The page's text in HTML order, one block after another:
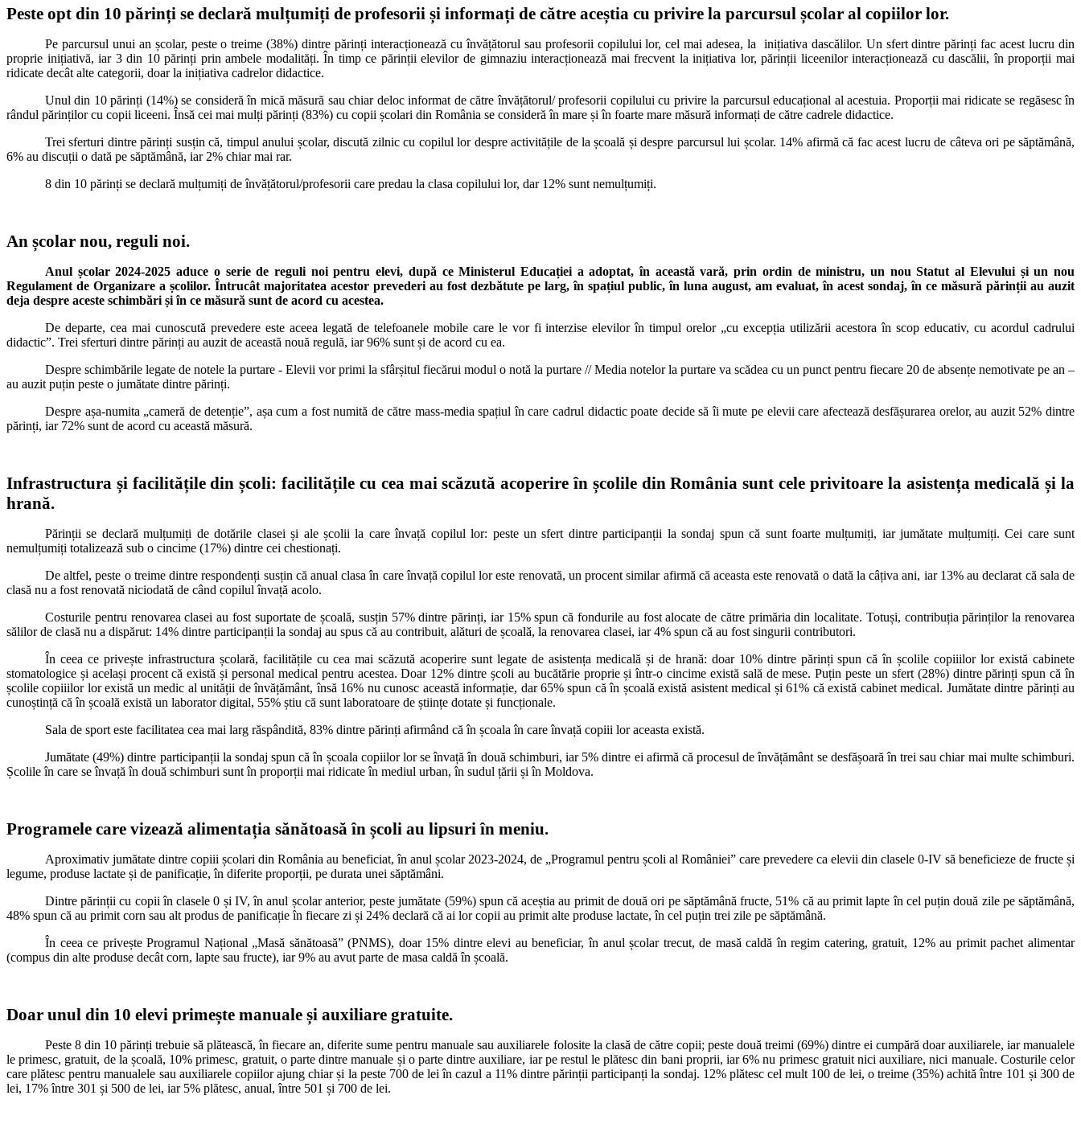
Peste opt din 10 părinți se declară mulțumiți de profesorii și informați de către aceștia cu privire la parcursul școlar al copiilor lor.
Pe parcursul unui an școlar, peste o treime (38%) dintre părinți interacționează cu învățătorul sau profesorii copilului lor, cel mai adesea, la inițiativa dascălilor. Un sfert dintre părinți fac acest lucru din
proprie inițiativă, iar 3 din 10 părinți prin ambele modalități. În timp ce părinții elevilor de gimnaziu interacționează mai frecvent la inițiativa lor, părinții liceenilor interacționează cu dascălii, în proporții mai
ridicate decât alte categorii, doar la inițiativa cadrelor didactice.
Unul din 10 părinți (14%) se considerăîn mică măsură sau chiar deloc informat de către învățătorul/ profesorii copilului cu privire la parcursul educațional al acestuia. Proporții mai ridicate se regăsesc în
rândul părinților cu copii liceeni. Însă cei mai mulți părinți (83%) cu copii școlari din România se consideră în mare și în foarte mare măsură informați de către cadrele didactice.
Trei sferturi dintre părinți susțin că, timpul anului școlar, discută zilnic cu copilul lor despre activitățile de la școală și despre parcursul lui școlar. 14% afirmă că fac acest lucru de câteva ori pe săptămână,
6% au discuții o dată pe săptămână, iar 2% chiar mai rar.
8 din 10 părinți se declară mulțumiți de învățătorul/profesorii care predau la clasa copilului lor, dar 12% sunt nemulțumiți.
An școlar nou, reguli noi.
Anul școlar 2024-2025 aduce o serie de reguli noi pentru elevi, după ce Ministerul Educației a adoptat, în această vară, prin ordin de ministru, un nou Statut al Elevului și un nou
Regulament de Organizare a școlilor. Întrucât majoritatea acestor prevederi au fost dezbătute pe larg, în spațiul public, în luna august, am evaluat, în acest sondaj, în ce măsură părinții au auzit
deja despre aceste schimbări și în ce măsură sunt de acord cu acestea.
De departe, cea mai cunoscută prevedere este aceea legată de telefoanele mobile care le vor fi interzise elevilor în timpul orelor „cu excepția utilizării acestora în scop educativ, cu acordul cadrului
didactic”. Trei sferturi dintre părinți au auzit de această nouă regulă, iar 96% sunt și de acord cu ea.
Despre schimbările legate de notele la purtare - Elevii vor primi la sfârșitul fiecărui modul o notă la purtare // Media notelor la purtare va scădea cu un punct pentru fiecare 20 de absențe nemotivate pe an –
au auzit puțin peste o jumătate dintre părinți.
Despre așa-numita „cameră de detenție”, așa cum a fost numită de către mass-media spațiul în care cadrul didactic poate decide să îi mute pe elevii care afectează desfășurarea orelor, au auzit 52% dintre
părinți, iar 72% sunt de acord cu această măsură.
Infrastructura și facilitățile din școli: facilitățile cu cea mai scăzută acoperire în școlile din România sunt cele privitoare la asistența medicală și la
hrană.
Părinții se declară mulțumiți de dotările clasei și ale școlii la care învață copilul lor: peste un sfert dintre participanții la sondaj spun că sunt foarte mulțumiți, iar jumătate mulțumiți. Cei care sunt
nemulțumiți totalizează sub o cincime (17%) dintre cei chestionați.
De altfel, peste o treime dintre respondenți susțin că anual clasa în care învață copilul lor este renovată, un procent similar afirmă că aceasta este renovată o dată la câțiva ani, iar 13% au declarat că sala de
clasă nu a fost renovată niciodată de când copilul învață acolo.
Costurile pentru renovarea clasei au fost suportate de școală, susțin 57% dintre părinți, iar 15% spun că fondurile au fost alocate de către primăria din localitate. Totuși, contribuția părinților la renovarea
sălilor de clasă nu a dispărut: 14% dintre participanții la sondaj au spus că au contribuit, alături de școală, la renovarea clasei, iar 4% spun că au fost singurii contributori.
În ceea ce privește infrastructura școlară, facilitățile cu cea mai scăzută acoperire sunt legate de asistența medicală și de hrană: doar 10% dintre părinți spun că în școlile copiiilor lor există cabinete
stomatologice și același procent că există și personal medical pentru acestea. Doar 12% dintre școli au bucătărie proprie și într-o cincime există sală de mese. Puțin peste un sfert (28%) dintre părinți spun că în
școlile copiiilor lor există un medic al unității de învățământ, însă 16% nu cunosc această informație, dar 65% spun că în școală există asistent medical și 61% că există cabinet medical. Jumătate dintre părinți au
cunoștință că în școală există un laborator digital, 55% știu că sunt laboratoare de științe dotate și funcționale.
Sala de sport este facilitatea cea mai larg răspândită, 83% dintre părinți afirmând că în școala în care învață copiii lor aceasta există.
Jumătate (49%) dintre participanții la sondaj spun că în școala copiilor lor se învață în două schimburi, iar 5% dintre ei afirmă că procesul de învățământ se desfășoară în trei sau chiar mai multe schimburi.
Școlile în care se învață în două schimburi sunt în proporții mai ridicate în mediul urban, în sudul țării și în Moldova.
Programele care vizează alimentația sănătoasă în școli au lipsuri în meniu.
Aproximativ jumătate dintre copiii școlari din România au beneficiat, în anul școlar 2023-2024, de „Programul pentru școli al României” care prevedere ca elevii din clasele 0-IV să beneficieze de fructe și
legume, produse lactate și de panificație, în diferite proporții, pe durata unei săptămâni.
Dintre părinții cu copii în clasele 0 și IV, în anul școlar anterior, peste jumătate (59%) spun că aceștia au primit de două ori pe săptămână fructe, 51% că au primit lapte în cel puțin două zile pe săptămână,
48% spun că au primit corn sau alt produs de panificație în fiecare zi și 24% declară că ai lor copii au primit alte produse lactate, în cel puțin trei zile pe săptămână.
În ceea ce privește Programul Național „Masă sănătoasă” (PNMS), doar 15% dintre elevi au beneficiar, în anul școlar trecut, de masă caldă în regim catering, gratuit, 12% au primit pachet alimentar
(compus din alte produse decât corn, lapte sau fructe), iar 9% au avut parte de masa caldă în școală.
Doar unul din 10 elevi primește manuale și auxiliare gratuite.
Peste 8 din 10 părinți trebuie să plătească, în fiecare an, diferite sume pentru manuale sau auxiliarele folosite la clasă de către copii; peste două treimi (69%) dintre ei cumpără doar auxiliarele, iar manualele
le primesc, gratuit, de la școală, 10% primesc, gratuit, o parte dintre manuale și o parte dintre auxiliare, iar pe restul le plătesc din bani proprii, iar 6% nu primesc gratuit nici auxiliare, nici manuale. Costurile celor
care plătesc pentru manualele sau auxiliarele copiilor ajung chiar și la peste 700 de lei în cazul a 11% dintre părinții participanți la sondaj. 12% plătesc cel mult 100 de lei, o treime (35%) achită între 101 și 300 de
lei, 17% între 301 și 500 de lei, iar 5% plătesc, anual, între 501 și 700 de lei.